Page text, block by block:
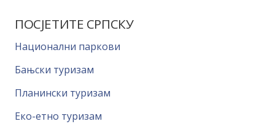
ПОСЈЕТИТЕ СРПСКУ
Национални паркови
Бањски туризам
Планински туризам
Еко-етно туризам